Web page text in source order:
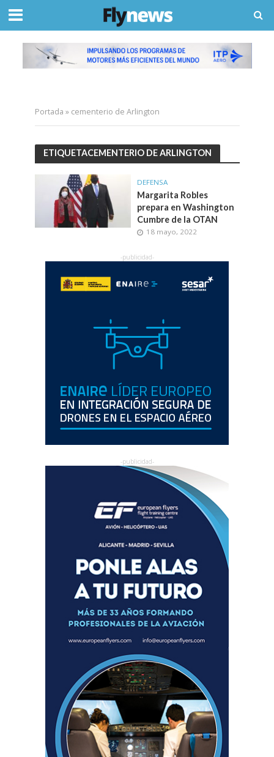
Portada » cementerio de Arlington
ETIQUETACEMENTERIO DE ARLINGTON
DEFENSA
Margarita Robles
prepara en Washington
Cumbre de la OTAN
18 mayo, 2022